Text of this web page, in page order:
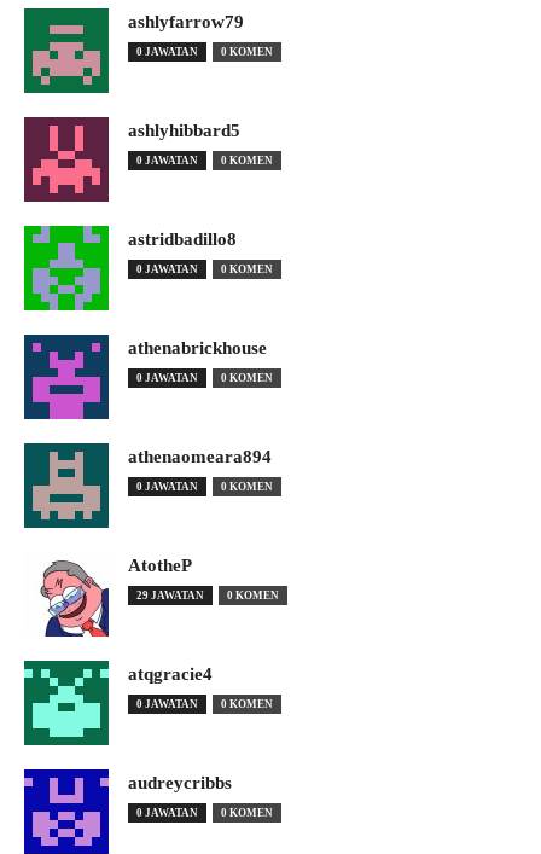
ashlyfarrow79
0 JAWATAN 0 KOMEN
ashlyhibbard5
0 JAWATAN 0 KOMEN
astridbadillo8
0 JAWATAN 0 KOMEN
athenabrickhouse
0 JAWATAN 0 KOMEN
athenaomeara894
0 JAWATAN 0 KOMEN
AtotheP
29 JAWATAN 0 KOMEN
atqgracie4
0 JAWATAN 0 KOMEN
audreycribbs
0 JAWATAN 0 KOMEN